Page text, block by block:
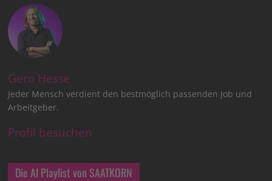
Gero Hesse
Jeder Mensch verdient den bestmöglich passenden Job und
Arbeitgeber.
Profil besuchen
Die AI Playlist von SAATKORN